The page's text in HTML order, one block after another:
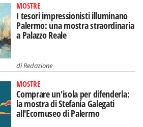
MOSTRE
I tesori impressionisti illuminano
Palermo: una mostra straordinaria
a Palazzo Reale
diRedazione
MOSTRE
Comprare un'isola per difenderla:
la mostra di Stefania Galegati
all'Ecomuseo di Palermo